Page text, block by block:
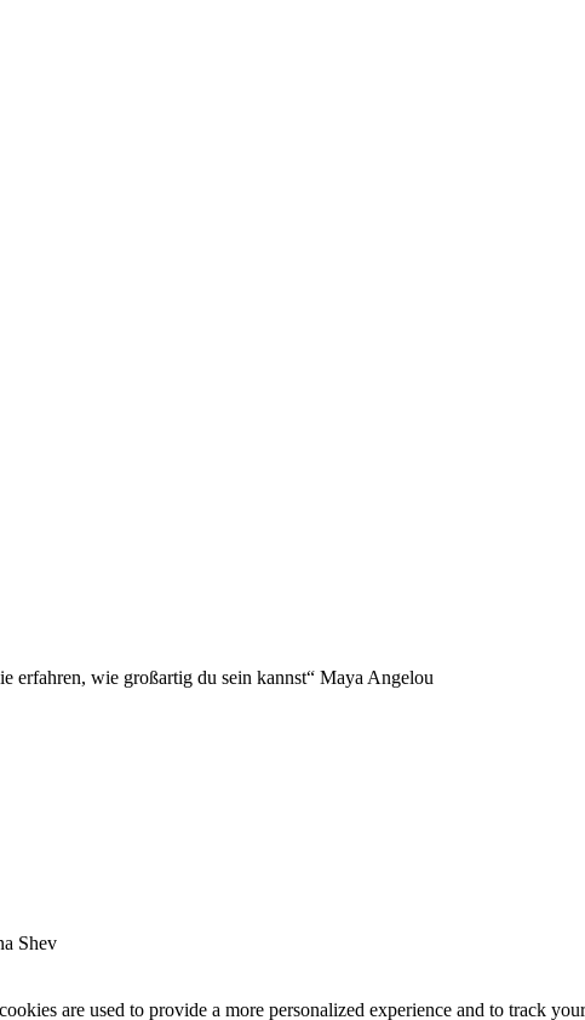
erfahren, wie großartig du sein kannst“ Maya Angelou
Shev
are used to provide a more personalized experience and to track